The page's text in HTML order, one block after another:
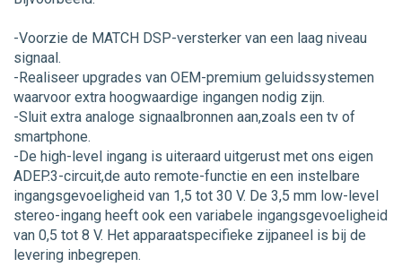
-Voorzie de MATCH DSP-versterker van een laag niveau
signaal.
-Realiseer upgrades van OEM-premium geluidssystemen
waarvoor extra hoogwaardige ingangen nodig zijn.
-Sluit extra analoge signaalbronnen aan,zoals een tv of
smartphone.
-De high-level ingang is uiteraard uitgerust met ons eigen
ADEP.3-circuit,de auto remote-functie en een instelbare
ingangsgevoeligheid van 1,5 tot 30 V. De 3,5 mm low-level
stereo-ingang heeft ook een variabele ingangsgevoeligheid
van 0,5 tot 8 V. Het apparaatspecifieke zijpaneel is bij de
levering inbegrepen.